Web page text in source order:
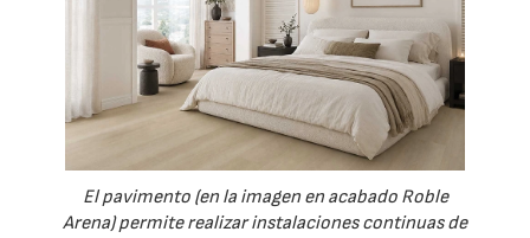
El pavimento (en la imagen en acabado Roble
Arena) permite realizar instalaciones continuas de